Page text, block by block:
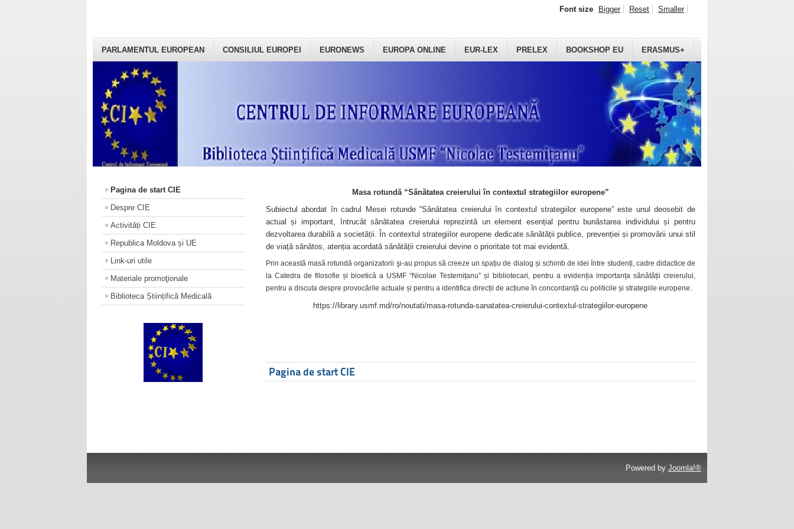
PARLAMENTUL EUROPEAN CONSILIUL EUROPEI EURONEWS EUROPA ONLINE EUR-LEX PRELEX BOOKSHOP EU ERASMUS+
Font size Bigger Reset Smaller
Pagina de start CIE
Despre CIE
Activități CIE
Republica Moldova și UE
Link-uri utile
Materiale promoţionale
Biblioteca Științifică Medicală
Masa rotundă “Sănătatea creierului în contextul strategiilor europene”
Subiectul abordat în cadrul Mesei rotunde “Sănătatea creierului în contextul strategiilor europene” este unul deosebit de
actual și important, întrucât sănătatea creierului reprezintă un element esențial pentru bunăstarea individului și pentru
dezvoltarea durabilă a societății. În contextul strategiilor europene dedicate sănătății publice, prevenției și promovării unui stil
de viață sănătos, atenția acordată sănătății creierului devine o prioritate tot mai evidentă.
Prin această masă rotundă organizatorii şi-au propus să creeze un spațiu de dialog și schimb de idei între studenți, cadre didactice de
la Catedra de filosofie și bioetică a USMF “Nicolae Testemițanu” și bibliotecari, pentru a evidenția importanța sănătății creierului,
pentru a discuta despre provocările actuale și pentru a identifica direcții de acțiune în concordanță cu politicile și strategiile europene.
https://library.usmf.md/ro/noutati/masa-rotunda-sanatatea-creierului-contextul-strategiilor-europene
Pagina de start CIE
Powered by Joomla!®